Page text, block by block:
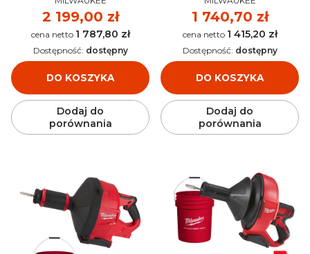
4933459685
Cena
2 199,00 zł
Cena 1 787,80 zł
DO KOSZYKA
Dostępność: dostępny
Dodaj do
porównania
4933459684
Cena
1 740,70 zł
Cena 1 415,20 zł
DO KOSZYKA
Dostępność: dostępny
Dodaj do
porównania